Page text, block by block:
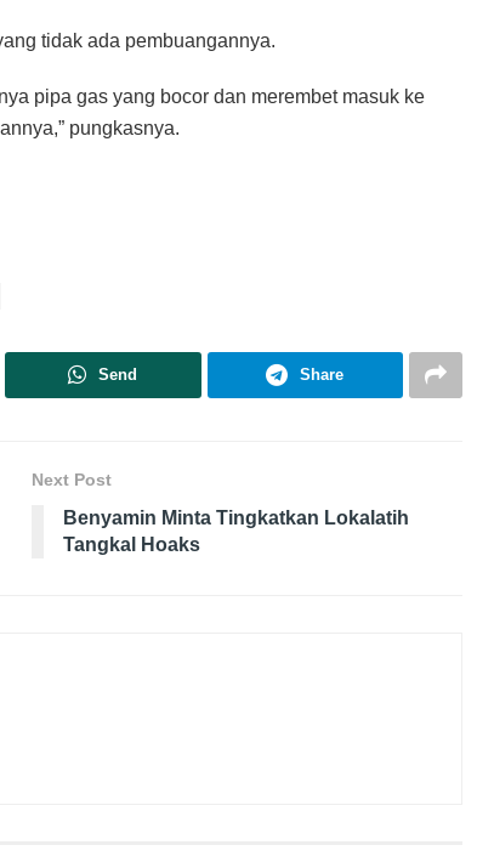
tidak ada pembuangannya.
pipa gas yang bocor dan merembet masuk ke
pungkasnya.
Send Share
Next Post
Benyamin Minta Tingkatkan Lokalatih
Tangkal Hoaks